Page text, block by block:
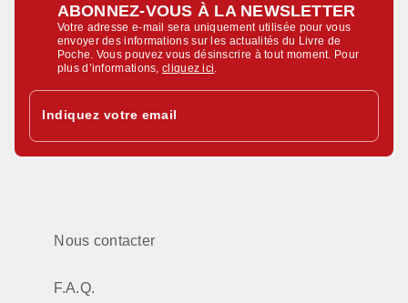
ABONNEZ-VOUS À LA NEWSLETTER
Votre adresse e-mail sera uniquement utilisée pour vous
envoyer des informations sur les actualités du Livre de
Poche. Vous pouvez vous désinscrire à tout moment. Pour
plus d’informations,cliquez ici
Indiquez votre email
Nous contacter
F.A.Q.